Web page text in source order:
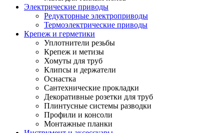
Электрические приводы
Редукторные электроприводы
Термоэлектрические приводы
Крепеж и герметики
Уплотнители резьбы
Крепеж и метизы
Хомуты для труб
Клипсы и держатели
Оснастка
Сантехнические прокладки
Декоративные розетки для труб
Плинтусные системы разводки
Профили и консоли
Монтажные планки